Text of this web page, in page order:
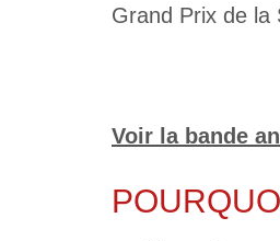
Grand Prix de la
Voir la bande